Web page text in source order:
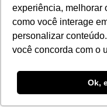
experiência, melhorar
como você interage
personalizar
você concorda com o
Ok,